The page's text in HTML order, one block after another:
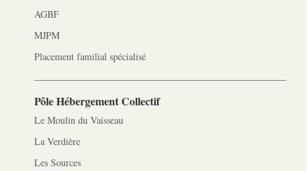
AGBF
MJPM
Placement familial spécialisé
Pôle Hébergement Collectif
Le Moulin du Vaisseau
La Verdière
Les Sources